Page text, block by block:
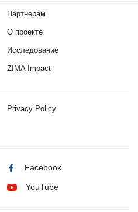
Партнерам
О проекте
Исследование
ZIMA Impact
Privacy Policy
Facebook
YouTube